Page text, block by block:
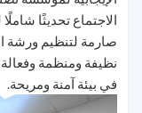
الاجتماع تحديثًا
صارمة لتنظيم ورشة
نظيفة ومنظمة
في بيئة آمنة ومريحة.